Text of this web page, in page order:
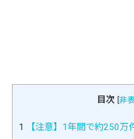
目次 [非
1
【注意】1年間で約250万